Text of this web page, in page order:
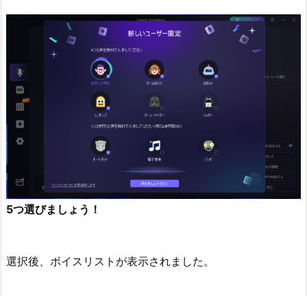
5つ選びましょう！
選択後、ボイスリストが表示されました。